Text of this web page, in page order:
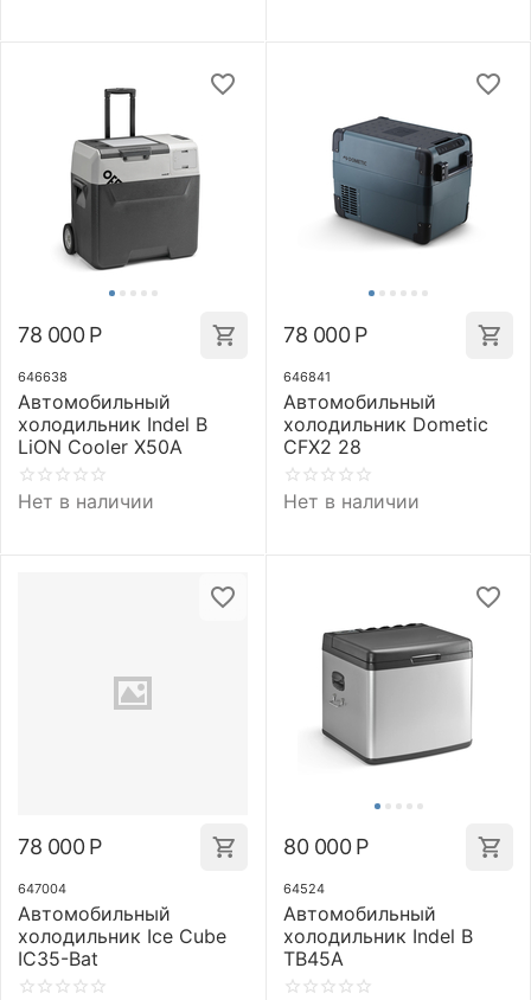
78 000 Р
646638
Автомобильный
холодильник Indel B
LiON Cooler X50A
Нет в наличии
78 000 Р
646841
Автомобильный
холодильник Dometic
CFX2 28
Нет в наличии
78 000 Р
647004
Автомобильный
холодильник Ice Cube
IC35-Bat
80 000 Р
64524
Автомобильный
холодильник Indel B
TB45A